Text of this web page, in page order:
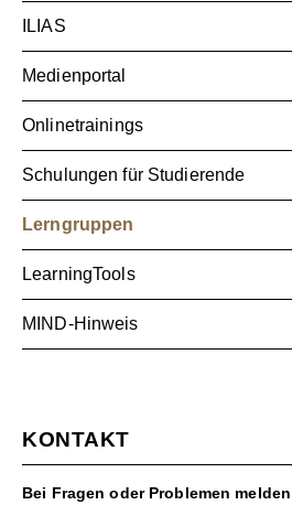
ILIAS
Medienportal
Onlinetrainings
Schulungen für Studierende
Lerngruppen
LearningTools
MIND-Hinweis
KONTAKT
Bei Fragen oder Problemen